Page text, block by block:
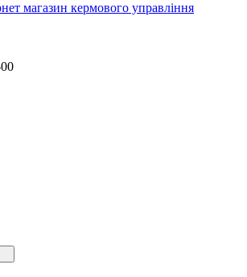
магазин кермового управління